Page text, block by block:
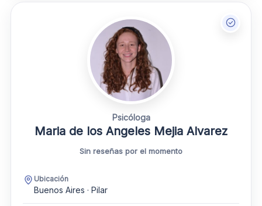
Psicóloga
Maria de los Angeles Mejia Alvarez
Sin reseñas por el momento
Ubicación
Buenos Aires · Pilar